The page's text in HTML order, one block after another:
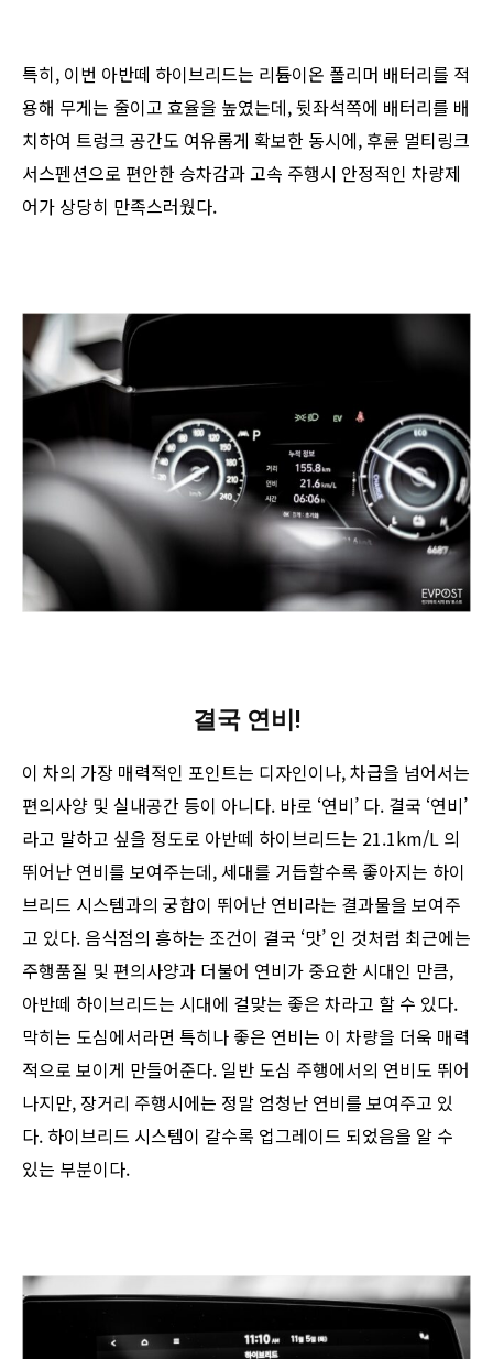
특히, 이번 아반떼 하이브리드는 리튬이온 폴리머 배터리를 적
용해 무게는 줄이고 효율을 높였는데, 뒷좌석쪽에 배터리를 배
치하여 트렁크 공간도 여유롭게 확보한 동시에, 후륜 멀티링크
서스펜션으로 편안한 승차감과 고속 주행시 안정적인 차량제
어가 상당히 만족스러웠다.
결국 연비!
이 차의 가장 매력적인 포인트는 디자인이나, 차급을 넘어서는
편의사양 및 실내공간 등이 아니다. 바로 ‘연비’ 다. 결국 ‘연비’
라고 말하고 싶을 정도로 아반떼 하이브리드는 21.1km/L 의
뛰어난 연비를 보여주는데, 세대를 거듭할수록 좋아지는 하이
브리드 시스템과의 궁합이 뛰어난 연비라는 결과물을 보여주
고 있다. 음식점의 흥하는 조건이 결국 ‘맛’ 인 것처럼 최근에는
주행품질 및 편의사양과 더불어 연비가 중요한 시대인 만큼,
아반떼 하이브리드는 시대에 걸맞는 좋은 차라고 할 수 있다.
막히는 도심에서라면 특히나 좋은 연비는 이 차량을 더욱 매력
적으로 보이게 만들어준다. 일반 도심 주행에서의 연비도 뛰어
나지만, 장거리 주행시에는 정말 엄청난 연비를 보여주고 있
다. 하이브리드 시스템이 갈수록 업그레이드 되었음을 알 수
있는 부분이다.